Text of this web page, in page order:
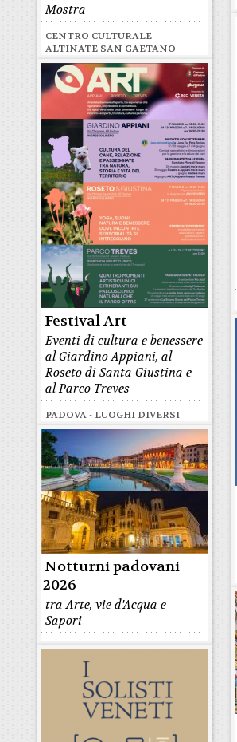
Mostra
CENTRO CULTURALE
ALTINATE SAN GAETANO
Festival Art
Eventi di cultura e benessere
al Giardino Appiani, al
Roseto di Santa Giustina e
al Parco Treves
PADOVA - LUOGHI DIVERSI
Notturni padovani
2026
tra Arte, vie d'Acqua e
Sapori